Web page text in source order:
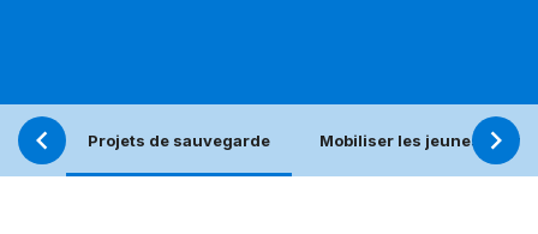
Projets de sauvegarde Mobiliser les jeunes pour